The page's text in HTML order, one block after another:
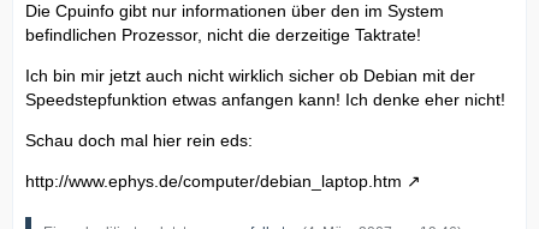
Die Cpuinfo gibt nur informationen über den im System
befindlichen Prozessor, nicht die derzeitige Taktrate!
Ich bin mir jetzt auch nicht wirklich sicher ob Debian mit der
Speedstepfunktion etwas anfangen kann! Ich denke eher nicht!
Schau doch mal hier rein eds:
http://www.ephys.de/computer/debian_laptop.htm